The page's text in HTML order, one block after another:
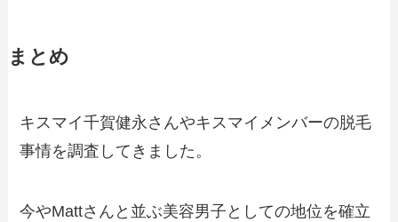
まとめ
キスマイ千賀健永さんやキスマイメンバーの脱毛
事情を調査してきました。
今やMattさんと並ぶ美容男子としての地位を確立